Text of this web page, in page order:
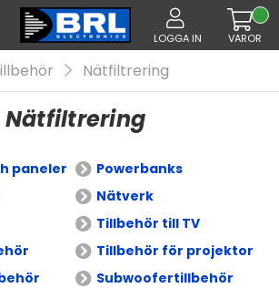
LOGGA IN VAROR
Nätfiltrering
Nätfiltrering
paneler
Powerbanks
Nätverk
Tillbehör till TV
Tillbehör för projektor
Subwoofertillbehör